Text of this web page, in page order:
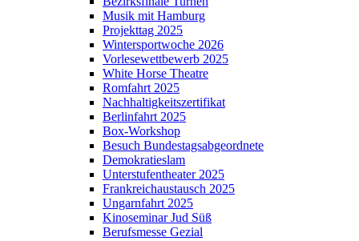
Musik mit Hamburg
Projekttag 2025
Wintersportwoche 2026
Vorlesewettbewerb 2025
White Horse Theatre
Romfahrt 2025
Nachhaltigkeitszertifikat
Berlinfahrt 2025
Box-Workshop
Besuch Bundestagsabgeordnete
Demokratieslam
Unterstufentheater 2025
Frankreichaustausch 2025
Ungarnfahrt 2025
Kinoseminar Jud Süß
Berufsmesse Gezial